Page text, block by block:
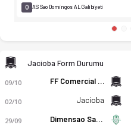
0 AS Sao Domingos AL Galibiyeti
Jacioba Form Durumu
09/10 FF Comercial AL
02/10 Jacioba
29/09 Dimensao Saude